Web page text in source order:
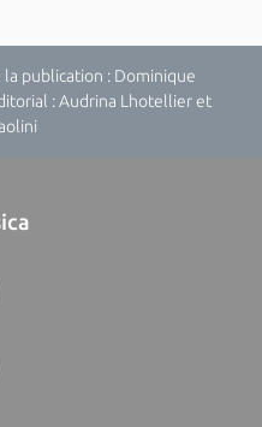
publication : Dominique
: Audrina Lhotellier et